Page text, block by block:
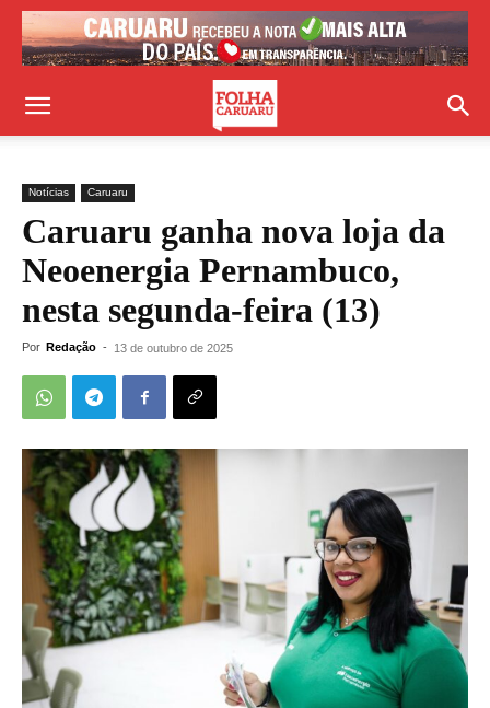
Notícias Caruaru
Caruaru ganha nova loja da
Neoenergia Pernambuco,
nesta segunda-feira (13)
Por Redação - 13 de outubro de 2025